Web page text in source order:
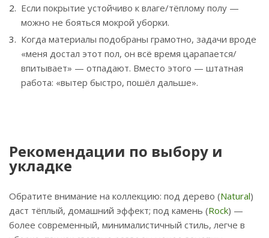
Если покрытие устойчиво к влаге/тёплому полу —
можно не бояться мокрой уборки.
Когда материалы подобраны грамотно, задачи вроде
«меня достал этот пол, он всё время царапается/
впитывает» — отпадают. Вместо этого — штатная
работа: «вытер быстро, пошёл дальше».
Рекомендации по выбору и
укладке
Обратите внимание на коллекцию: под дерево (Natural)
даст тёплый, домашний эффект; под камень (Rock) —
более современный, минималистичный стиль, легче в